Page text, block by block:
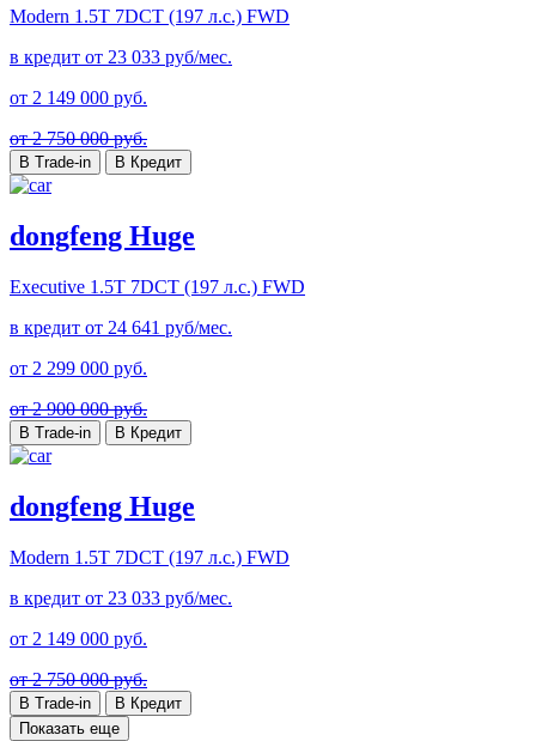
Modern 1.5T 7DCT (197 л.с.) FWD
в кредит от 23 033 руб/мес.
от 2 149 000 руб.
от 2 750 000 руб.
В Trade-in В Кредит
dongfeng Huge
Executive 1.5T 7DCT (197 л.с.) FWD
в кредит от 24 641 руб/мес.
от 2 299 000 руб.
от 2 900 000 руб.
В Trade-in В Кредит
dongfeng Huge
Modern 1.5T 7DCT (197 л.с.) FWD
в кредит от 23 033 руб/мес.
от 2 149 000 руб.
от 2 750 000 руб.
В Trade-in
В Кредит
Показать еще